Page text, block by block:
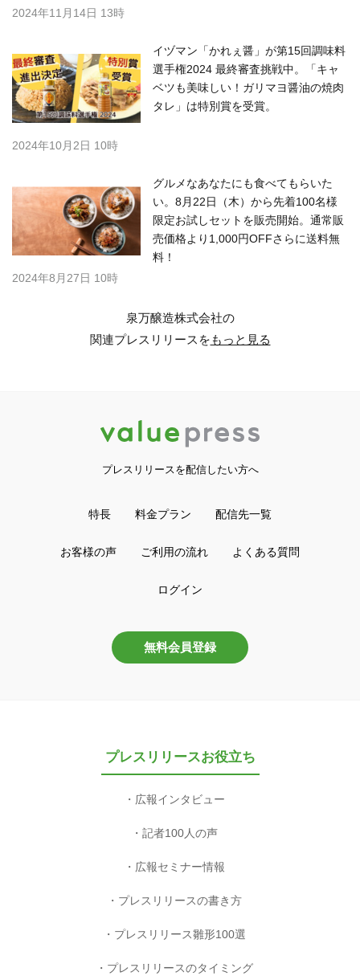
2024年11月14日 13時
イヅマン「かれぇ醤」が第15回調味料
選手権2024 最終審査挑戦中。「キャ
ベツも美味しい！ガリマヨ醤油の焼肉
タレ」は特別賞を受賞。
2024年10月2日 10時
グルメなあなたにも食べてもらいた
い。8月22日（木）から先着100名様
限定お試しセットを販売開始。通常販
売価格より1,000円OFFさらに送料無
料！
2024年8月27日 10時
泉万醸造株式会社の
関連プレスリリースをもっと見る
プレスリリースを配信したい方へ
特長 料金プラン 配信先一覧
お客様の声 ご利用の流れ よくある質問
ログイン
無料会員登録
プレスリリースお役立ち
広報インタビュー
記者100人の声
広報セミナー情報
プレスリリースの書き方
プレスリリース雛形100選
プレスリリースのタイミング